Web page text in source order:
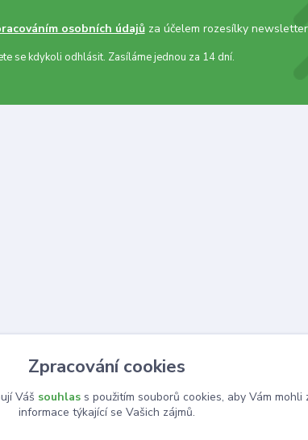
osobních údajůza účelem rozesílky
se kdykoli odhlásit. Zasíláme jednou za 14 dní.
Zpracování cookies
Váš souhlass použitím souborů cookies, aby Vám mohli
informace týkající se Vašich zájmů.